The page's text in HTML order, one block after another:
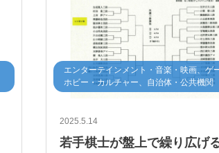
エンターテインメント・音楽・映画、ゲ
ホビー・カルチャー、自治体・公共機関
2025.5.14
若手棋士が盤上で繰り広げ